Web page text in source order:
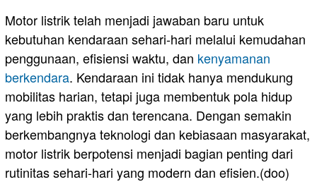
Motor listrik telah menjadi jawaban baru untuk
kebutuhan kendaraan sehari-hari melalui kemudahan
penggunaan, efisiensi waktu, dan kenyamanan
berkendara. Kendaraan ini tidak hanya mendukung
mobilitas harian, tetapi juga membentuk pola hidup
yang lebih praktis dan terencana. Dengan semakin
berkembangnya teknologi dan kebiasaan masyarakat,
motor listrik berpotensi menjadi bagian penting dari
rutinitas sehari-hari yang modern dan efisien.(doo)